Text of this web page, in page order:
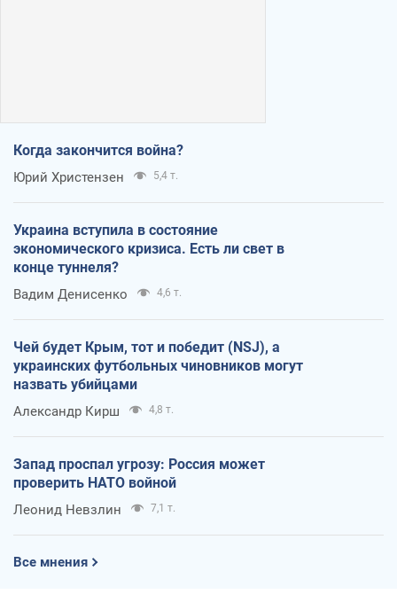
Когда закончится война?
Юрий Христензен 5,4 т.
Украина вступила в состояние
экономического кризиса. Есть ли свет в
конце туннеля?
Вадим Денисенко 4,6 т.
Чей будет Крым, тот и победит (NSJ), а
украинских футбольных чиновников могут
назвать убийцами
Александр Кирш 4,8 т.
Запад проспал угрозу: Россия может
проверить НАТО войной
Леонид Невзлин 7,1 т.
Все мнения